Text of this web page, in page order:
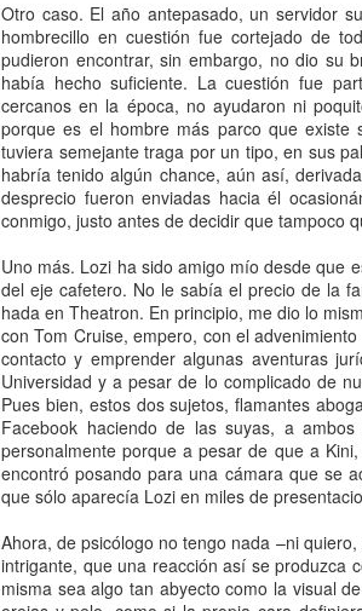
Otro caso. El año antepasado, un servidor
hombrecillo en cuestión fue cortejado de
pudieron encontrar, sin embargo, no dio su
había hecho suficiente. La cuestión fue
cercanos en la época, no ayudaron ni
porque es el hombre más parco que
tuviera semejante traga por un tipo, en sus
habría tenido algún chance, aún así,
desprecio fueron enviadas hacia él
conmigo, justo antes de decidir que tampoco
Uno más. Lozi ha sido amigo mío desde que
del eje cafetero. No le sabía el precio de la
hada en Theatron. En principio, me dio lo
con Tom Cruise, empero, con el
contacto y emprender algunas aventuras
Universidad y a pesar de lo complicado de
Pues bien, estos dos sujetos, flamantes
Facebook haciendo de las suyas, a
personalmente porque a pesar de que a
encontró posando para una cámara que se
que sólo aparecía Lozi en miles de
Ahora, de psicólogo no tengo nada –ni
intrigante, que una reacción así se produzca
misma sea algo tan abyecto como la visual
escuché más de una vez, el comentario
en términos de edad, clase social o
haya crecido en una versión distinta de
conocer a mi primer novio, así que no sé
todos los trató muy bien, así que la
Lo dije en la entrada anterior: si mi radar
respecto. Y lo que detectaron tanto mi
demasiado grande para dejarlo
comienzo del verano trajo consigo
nuestra casa vueltas miseria. Por eso,
que no cayeran las unas sobre las
vecino que en los dos años que vivió en
Grace para no dejarla anónima. No sé
unos 50 centímetros de alto, lo
puerta tras cerrarla tras de sí. El
decidida a recordarme que la
Las cábalas sobre el ritual ocuparon
siguientes, pero preferimos no darle
sin agregar más detalles. Eso hasta que
razones antedichas, llamaremos Will.